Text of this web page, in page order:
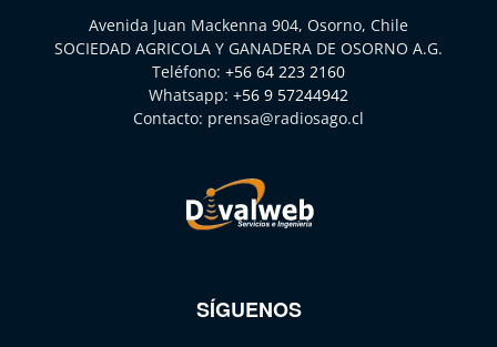
Avenida Juan Mackenna 904, Osorno, Chile
SOCIEDAD AGRICOLA Y GANADERA DE OSORNO A.G.
Teléfono: +56 64 223 2160
Whatsapp: +56 9 57244942
Contacto: prensa@radiosago.cl
SÍGUENOS